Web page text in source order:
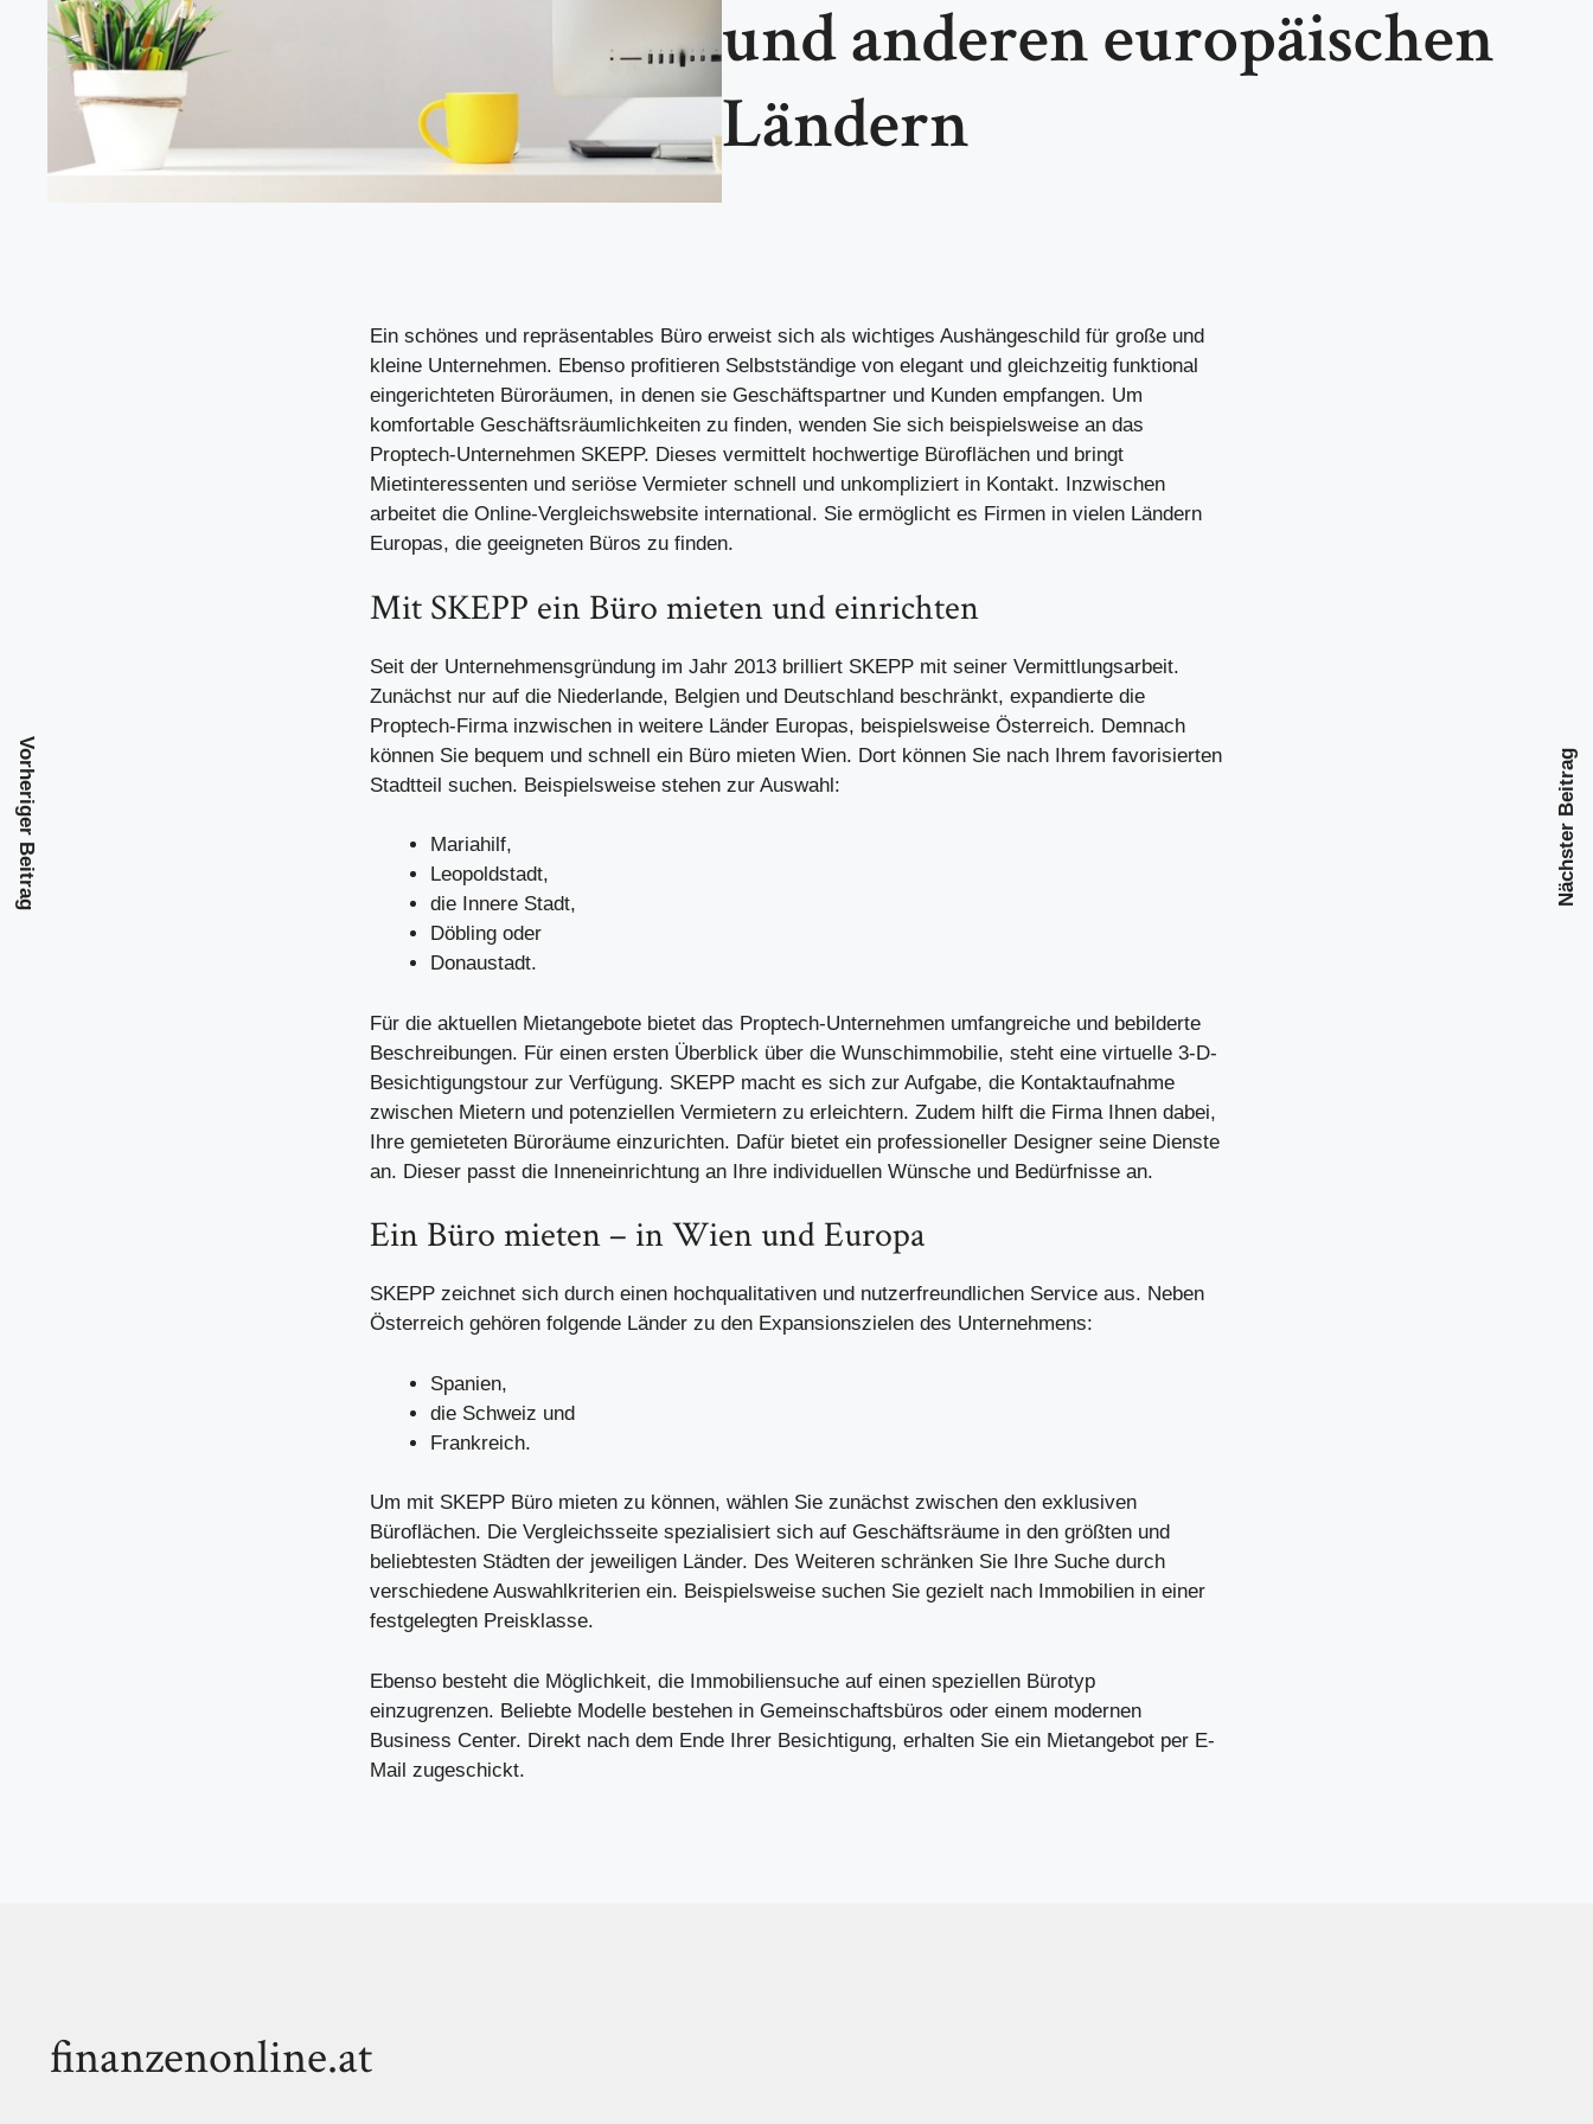
und anderen europäischen
Ländern
Ein schönes und repräsentables Büro erweist sich als wichtiges Aushängeschild für große und
kleine Unternehmen. Ebenso profitieren Selbstständige von elegant und gleichzeitig funktional
eingerichteten Büroräumen, in denen sie Geschäftspartner und Kunden empfangen. Um
komfortable Geschäftsräumlichkeiten zu finden, wenden Sie sich beispielsweise an das
Proptech-Unternehmen SKEPP. Dieses vermittelt hochwertige Büroflächen und bringt
Mietinteressenten und seriöse Vermieter schnell und unkompliziert in Kontakt. Inzwischen
arbeitet die Online-Vergleichswebsite international. Sie ermöglicht es Firmen in vielen Ländern
Europas, die geeigneten Büros zu finden.
Mit SKEPP ein Büro mieten und einrichten
Seit der Unternehmensgründung im Jahr 2013 brilliert SKEPP mit seiner Vermittlungsarbeit.
Zunächst nur auf die Niederlande, Belgien und Deutschland beschränkt, expandierte die
Proptech-Firma inzwischen in weitere Länder Europas, beispielsweise Österreich. Demnach
können Sie bequem und schnell ein Büro mieten Wien. Dort können Sie nach Ihrem favorisierten
Stadtteil suchen. Beispielsweise stehen zur Auswahl:
Mariahilf,
Leopoldstadt,
die Innere Stadt,
Döbling oder
Donaustadt.
Für die aktuellen Mietangebote bietet das Proptech-Unternehmen umfangreiche und bebilderte
Beschreibungen. Für einen ersten Überblick über die Wunschimmobilie, steht eine virtuelle 3-D-
Besichtigungstour zur Verfügung. SKEPP macht es sich zur Aufgabe, die Kontaktaufnahme
zwischen Mietern und potenziellen Vermietern zu erleichtern. Zudem hilft die Firma Ihnen dabei,
Ihre gemieteten Büroräume einzurichten. Dafür bietet ein professioneller Designer seine Dienste
an. Dieser passt die Inneneinrichtung an Ihre individuellen Wünsche und Bedürfnisse an.
Ein Büro mieten – in Wien und Europa
SKEPP zeichnet sich durch einen hochqualitativen und nutzerfreundlichen Service aus. Neben
Österreich gehören folgende Länder zu den Expansionszielen des Unternehmens:
Spanien,
die Schweiz und
Frankreich.
Um mit SKEPP Büro mieten zu können, wählen Sie zunächst zwischen den exklusiven
Büroflächen. Die Vergleichsseite spezialisiert sich auf Geschäftsräume in den größten und
beliebtesten Städten der jeweiligen Länder. Des Weiteren schränken Sie Ihre Suche durch
verschiedene Auswahlkriterien ein. Beispielsweise suchen Sie gezielt nach Immobilien in einer
festgelegten Preisklasse.
Ebenso besteht die Möglichkeit, die Immobiliensuche auf einen speziellen Bürotyp
einzugrenzen. Beliebte Modelle bestehen in Gemeinschaftsbüros oder einem modernen
Business Center. Direkt nach dem Ende Ihrer Besichtigung, erhalten Sie ein Mietangebot per E-
Mail zugeschickt.
Vorheriger Beitrag Nächster Beitrag
finanzenonline.at